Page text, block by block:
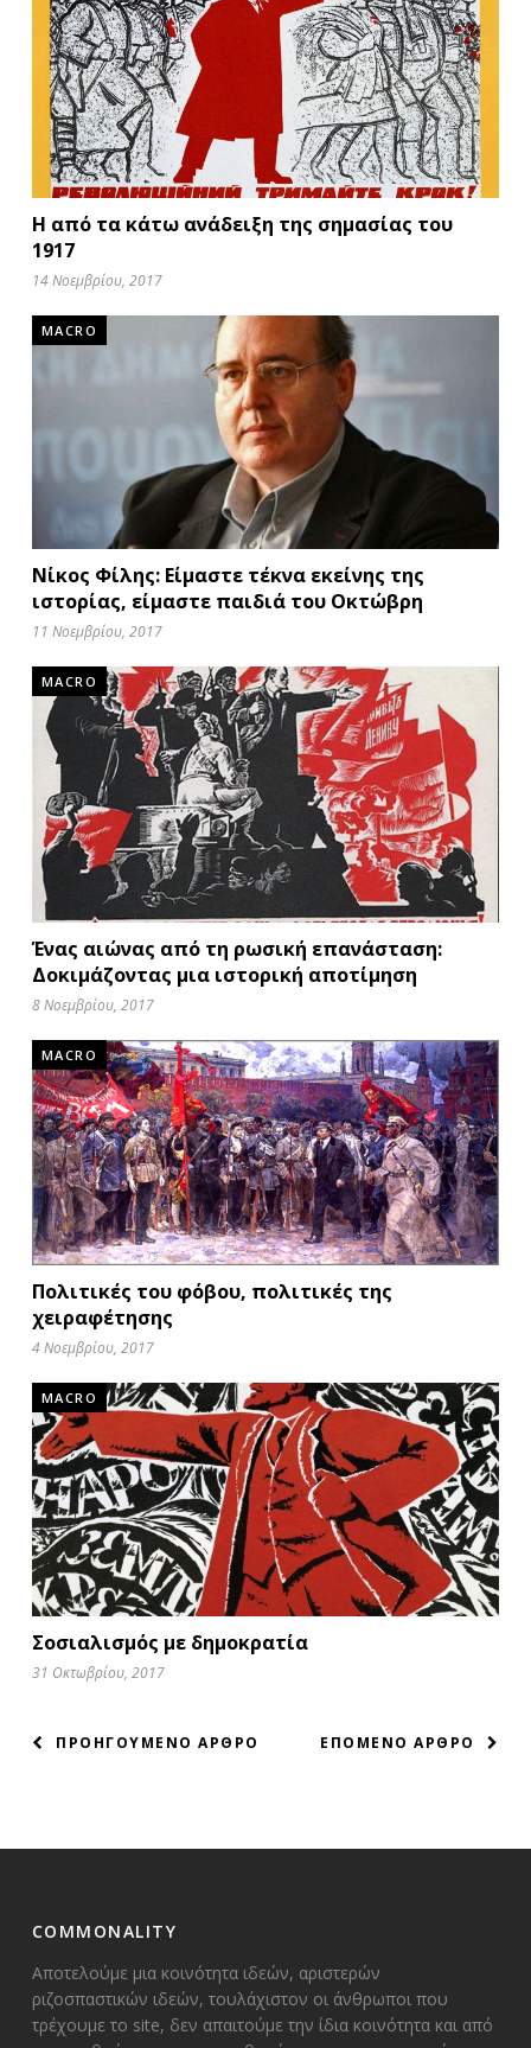
Η από τα κάτω ανάδειξη της σημασίας του
1917
14 Νοεμβρίου, 2017
MACRO
Νίκος Φίλης: Είμαστε τέκνα εκείνης της
ιστορίας, είμαστε παιδιά του Οκτώβρη
11 Νοεμβρίου, 2017
MACRO
Ένας αιώνας από τη ρωσική επανάσταση:
Δοκιμάζοντας μια ιστορική αποτίμηση
8 Νοεμβρίου, 2017
MACRO
Πολιτικές του φόβου, πολιτικές της
χειραφέτησης
4 Νοεμβρίου, 2017
MACRO
Σοσιαλισμός με δημοκρατία
31 Οκτωβρίου, 2017
ΠΛΟΗΓΗΣΗ
ΕΠΟΜΕΝΟ ΑΡΘΡΟ
ΠΡΟΗΓΟΥΜΕΝΟ ΑΡΘΡΟ
COMMONALITY
Αποτελούμε μια κοινότητα ιδεών, αριστερών
ριζοσπαστικών ιδεών, τουλάχιστον οι άνθρωποι που
τρέχουμε το site, δεν απαιτούμε την ίδια κοινότητα και από